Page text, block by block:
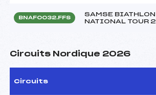
BNAF0032.FFS
SAMSE BIATHLON
NATIONAL TOUR 2
Circuits Nordique 2026
Circuits